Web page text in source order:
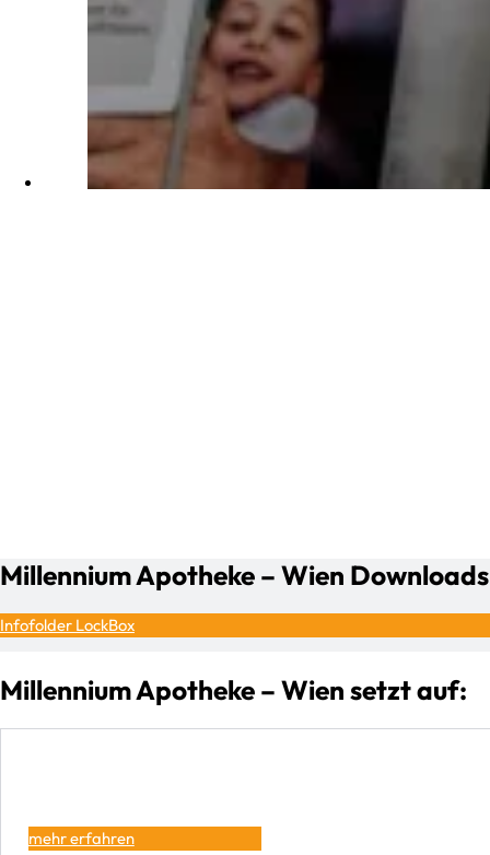
Millennium Apotheke – Wien Downloads
Infofolder LockBox
Millennium Apotheke – Wien setzt auf:
mehr erfahren